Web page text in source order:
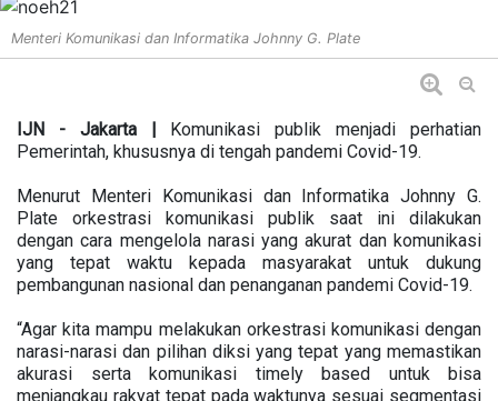
Menteri Komunikasi dan Informatika Johnny G. Plate
IJN - Jakarta | Komunikasi publik menjadi perhatian
Pemerintah, khususnya di tengah pandemi Covid-19.
Menurut Menteri Komunikasi dan Informatika Johnny G.
Plate orkestrasi komunikasi publik saat ini dilakukan
dengan cara mengelola narasi yang akurat dan komunikasi
yang tepat waktu kepada masyarakat untuk dukung
pembangunan nasional dan penanganan pandemi Covid-19.
“Agar kita mampu melakukan orkestrasi komunikasi dengan
narasi-narasi dan pilihan diksi yang tepat yang memastikan
akurasi serta komunikasi timely based untuk bisa
menjangkau rakyat tepat pada waktunya sesuai segmentasi